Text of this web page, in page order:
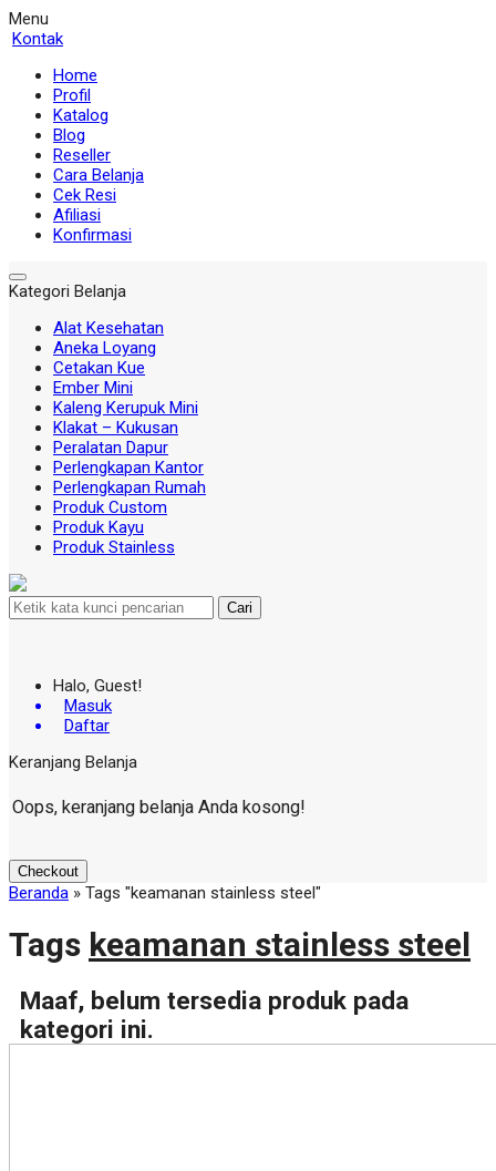
Menu
Kontak
Home
Profil
Katalog
Blog
Reseller
Cara Belanja
Cek Resi
Afiliasi
Konfirmasi
Kategori Belanja
Alat Kesehatan
Aneka Loyang
Cetakan Kue
Ember Mini
Kaleng Kerupuk Mini
Klakat – Kukusan
Peralatan Dapur
Perlengkapan Kantor
Perlengkapan Rumah
Produk Custom
Produk Kayu
Produk Stainless
Cari
Halo, Guest!
Masuk
Daftar
Keranjang Belanja
Oops, keranjang belanja Anda kosong!
Checkout
Beranda » Tags "keamanan stainless steel"
Tags keamanan stainless steel
Maaf, belum tersedia produk pada
kategori ini.